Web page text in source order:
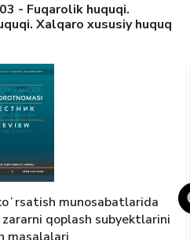
- Fuqarolik huquqi.
Xalqaro xususiy huquq
tayyorlash va yetkazib
tartibga solinishi